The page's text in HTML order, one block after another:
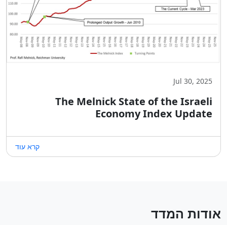
Jul 30, 2025
The Melnick State of the Israeli
Economy Index Update
קרא עוד
אודות המדד